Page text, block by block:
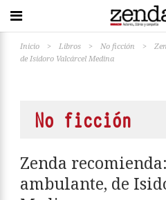
Inicio > Libros > No ficción >
de Isidoro Valcárcel Medina
No ficción
Zenda
ambulante, de